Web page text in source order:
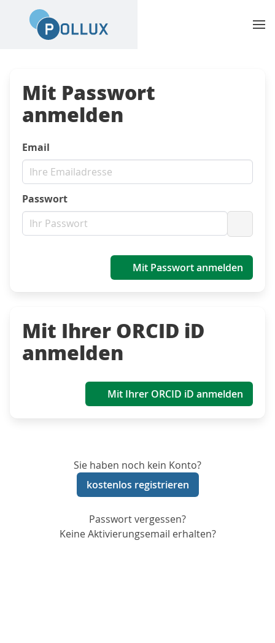
Mit Passwort
anmelden
Email
Passwort
Mit Passwort anmelden
Mit Ihrer ORCID iD
anmelden
Mit Ihrer ORCID iD anmelden
Sie haben noch kein Konto?
kostenlos registrieren
Passwort vergessen?
Keine Aktivierungsemail erhalten?